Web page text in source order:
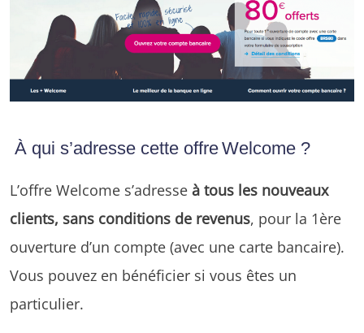
À qui s’adresse cette offre Welcome ?
L’offre Welcome s’adresse à tous les nouveaux
clients, sans conditions de revenus, pour la 1ère
ouverture d’un compte (avec une carte bancaire).
Vous pouvez en bénéficier si vous êtes un
particulier.